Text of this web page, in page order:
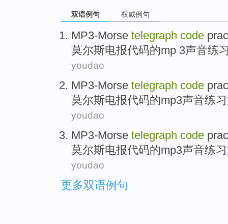
双语例句 权威例句
MP3-Morse telegraph code
莫尔斯电报代码的mp 3声音练
youdao
MP3-Morse telegraph code
莫尔斯电报代码的mp3声音练习
youdao
MP3-Morse telegraph code
莫尔斯电报代码的mp3声音练习
youdao
更多双语例句